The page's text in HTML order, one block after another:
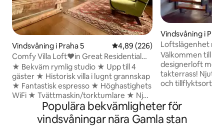
Vindsvåning i Praha 5 4,89 av 5 i genomsnittligt
4,89 (226)
Comfy Villa Loft❤️in Great Residential
Quarter⛪
★ Bekväm rymlig studio ★ Upp till 4
gäster ★ Historisk villa i lugnt grannskap
★ Fantastisk espresso ★ Höghastighets
WiFi ★ Tvättmaskin/torktumlare ★ Njut
av din morgonespresso medan du
observerar Prag och trädgårdar som bor
i ljus vindsvåning i berömda Hřebenka
Vindsvåning i
Loftslägenhet
hemmabio
Välkommen till
designerloft med
takterrass! Njut
och tillflyktsort
lägenhetshus och
takterrasser.
och det hippa
Populära bekvämligheter för
vindsvåningar nära Gamla stan